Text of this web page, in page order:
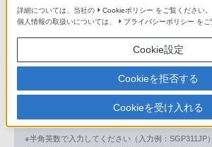
アップデートができない場合
※半角英数で入力してください（入力例：SGP311JP）
詳細については、当社の Cookieポリシー をご覧ください。
個人情報の取扱いについては、
プライバシーポリシー をご
Cookie設定
Cookieを拒否する
Cookieを受け入れる